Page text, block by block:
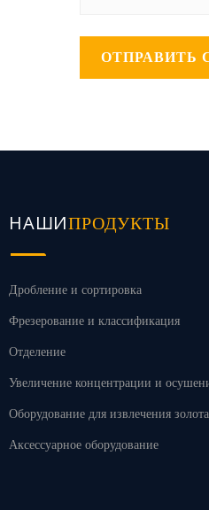
ОТПРАВИТЬ
НАШИПРОДУКТЫ
Дробление и сортировка
Фрезерование и классификация
Отделение
Увеличение концентрации и
Оборудование для извлечения золота
Аксессуарное оборудование